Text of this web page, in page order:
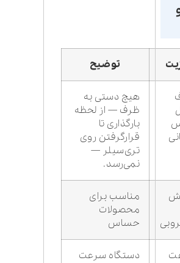
توضیح
هیچ دستی به
ظرف — از لحظه
بارگذاری تا
قرارگرفتن روی
تری‌سیلر —
نمی‌رسد.
مناسب برای
محصولات
حساس
دستگاه سرعت